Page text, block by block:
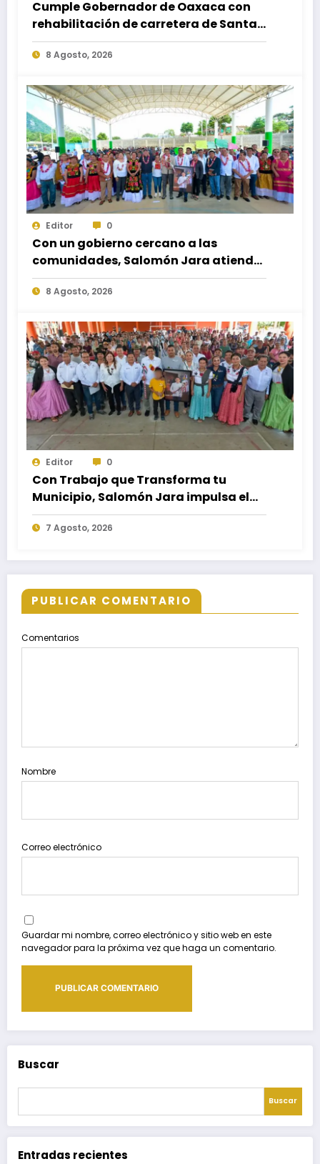
Cumple Gobernador de Oaxaca con
rehabilitación de carretera de Santa
María Ecatepec
8 Agosto, 2026
Editor 0
Con un gobierno cercano a las
comunidades, Salomón Jara atiende
necesidades apremiantes de San
Miguel Tenango
8 Agosto, 2026
Editor 0
Con Trabajo que Transforma tu
Municipio, Salomón Jara impulsa el
desarrollo de Santiago Minas
7 Agosto, 2026
PUBLICAR COMENTARIO
Comentarios
Nombre
Correo electrónico
Guardar mi nombre, correo electrónico y sitio web en este
navegador para la próxima vez que haga un comentario.
Buscar
Buscar
Entradas recientes